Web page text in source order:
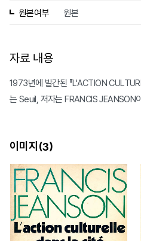
원본여부 원본
자료 내용
1973년에 발간된 『L'ACTION
는 Seuil, 저자는 FRANCIS JEANSON
이미지(3)